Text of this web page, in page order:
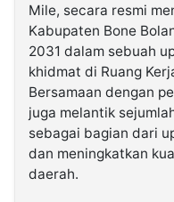
Kabarbaru.co
2026
Kabarbaru
Holding
Mile, secara resmi
Kabupaten Bone
2031 dalam sebuah
khidmat di Ruang
Bersamaan dengan
juga melantik
sebagai bagian dari
dan meningkatkan
daerah.